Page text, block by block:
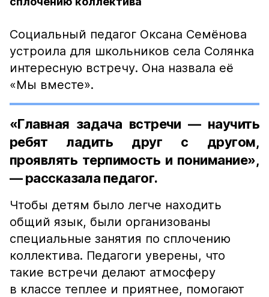
Социальный педагог Оксана Семёнова
устроила для школьников села Солянка
интересную встречу. Она назвала её
«Мы вместе».
«Главная задача встречи — научить
ребят ладить друг с другом,
проявлять терпимость и понимание»,
— рассказала педагог.
Чтобы детям было легче находить
общий язык, были организованы
специальные занятия по сплочению
коллектива. Педагоги уверены, что
такие встречи делают атмосферу
в классе теплее и приятнее, помогают